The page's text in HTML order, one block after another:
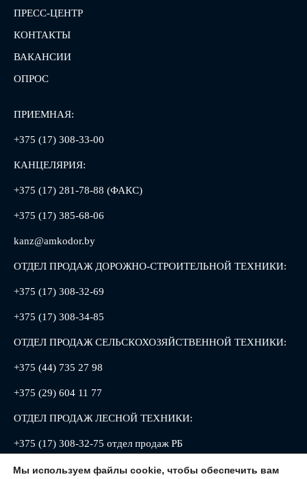
ПРЕСС-ЦЕНТР
КОНТАКТЫ
ВАКАНСИИ
ОПРОС
ПРИЕМНАЯ:
+375 (17) 308-33-00
КАНЦЕЛЯРИЯ:
+375 (17) 281-78-88 (ФАКС)
+375 (17) 385-68-06
kanz@amkodor.by
ОТДЕЛ ПРОДАЖ ДОРОЖНО-СТРОИТЕЛЬНОЙ ТЕХНИКИ:
+375 (17) 308-32-69
+375 (17) 308-34-85
ОТДЕЛ ПРОДАЖ СЕЛЬСКОХОЗЯЙСТВЕННОЙ ТЕХНИКИ:
+375 (44) 735 27 98
+375 (29) 604 11 77
ОТДЕЛ ПРОДАЖ ЛЕСНОЙ ТЕХНИКИ:
+375 (17) 308-32-75 отдел продаж РБ
+375 (17) 308-32-88 отдел продаж РФ
Мы используем файлы cookie, чтобы обеспечить вам